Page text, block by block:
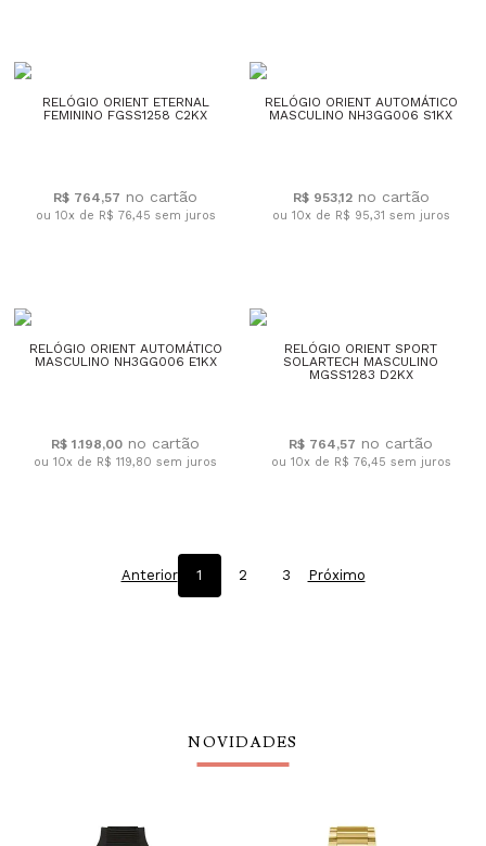
RELÓGIO ORIENT ETERNAL
FEMININO FGSS1258 C2KX
R$ 764,57
ou 10x de R$ 76,45 sem juros
RELÓGIO ORIENT AUTOMÁTICO
MASCULINO NH3GG006 S1KX
R$ 953,12
ou 10x de R$ 95,31 sem juros
RELÓGIO ORIENT AUTOMÁTICO
MASCULINO NH3GG006 E1KX
R$ 1.198,00
ou 10x de R$ 119,80 sem juros
RELÓGIO ORIENT SPORT
SOLARTECH MASCULINO
MGSS1283 D2KX
R$ 764,57
ou 10x de R$ 76,45 sem juros
Anterior 1 2 3 Próximo
NOVIDADES